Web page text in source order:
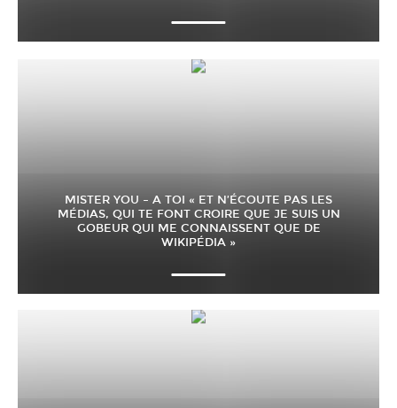
MISTER YOU – A TOI « ET N’ÉCOUTE PAS LES
MÉDIAS, QUI TE FONT CROIRE QUE JE SUIS UN
GOBEUR QUI ME CONNAISSENT QUE DE
WIKIPÉDIA »